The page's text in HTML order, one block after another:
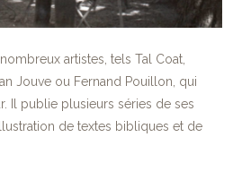
artistes, tels Tal Coat,
Jouve ou Fernand Pouillon, qui
Il publie plusieurs séries de ses
de textes bibliques et de